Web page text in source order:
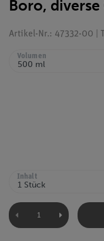
Boro,
Artikel-Nr.: 47332-00 |
Volumen
Inhalt